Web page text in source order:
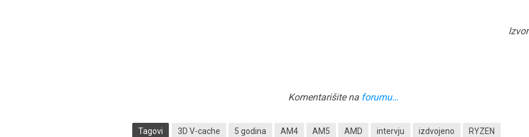
Komentarišite na forumu…
Tagovi 3D V-cache 5 godina AM4 AM5 AMD intervju izdvojeno RYZEN